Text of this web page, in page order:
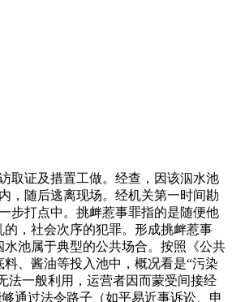
取证及措置工做。经查，因该泅水池
，随后逃离现场。经机关第一时间勘
步打点中。挑衅惹事罪指的是随便他
，社会次序的犯罪。形成挑衅惹事
池属于典型的公共场合。按照《公共
、酱油等投入池中，概况看是“污染
法一般利用，运营者因而蒙受间接经
通过法令路子（如平易近事诉讼、申